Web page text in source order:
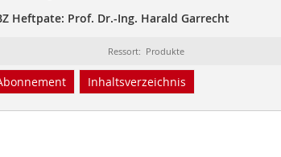
Heftpate: Prof. Dr.-Ing. Harald Garrecht
Ressort: Produkte
Inhaltsverzeichnis